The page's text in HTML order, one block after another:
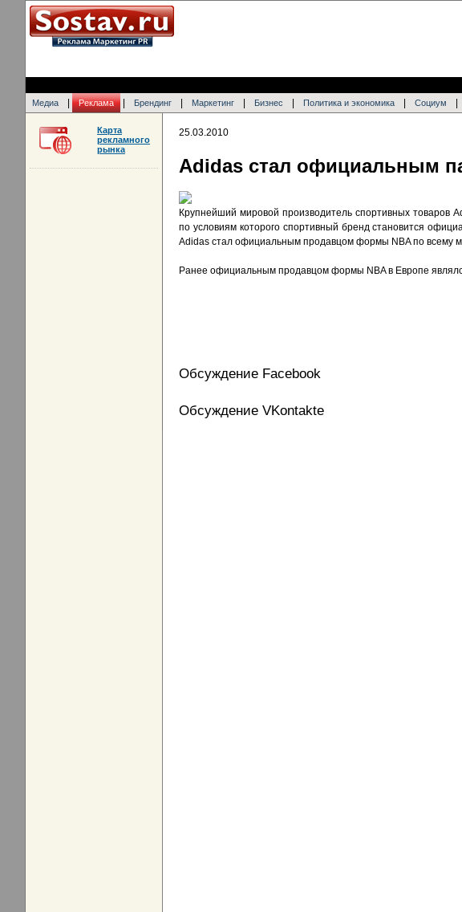
Медиа Реклама Брендинг Маркетинг Бизнес Политика и экономика Социум
25.03.2010
Adidas стал официальным
Крупнейший мировой производитель спортивных товаров
по условиям которого спортивный бренд становится
Adidas стал официальным продавцом формы NBA по всему
Ранее официальным продавцом формы NBA в Европе
Обсуждение Facebook
Обсуждение VKontakte
Карта
рекламного
рынка